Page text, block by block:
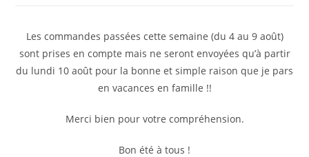
Les commandes passées cette semaine (du 4 au 9 août)
sont prises en compte mais ne seront envoyées qu’à partir
du lundi 10 août pour la bonne et simple raison que je pars
en vacances en famille !!
Merci bien pour votre compréhension.
Bon été à tous !